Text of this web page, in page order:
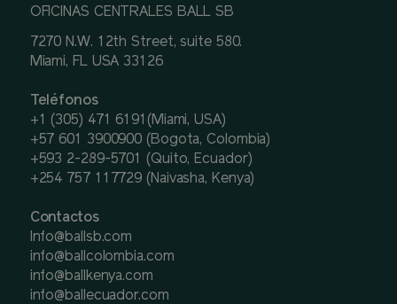
OFICINAS CENTRALES BALL SB
7270 N.W. 12th Street, suite 580.
Miami, FL USA 33126
Teléfonos
+1 (305) 471 6191(Miami, USA)
+57 601 3900900 (Bogota, Colombia)
+593 2-289-5701 (Quito, Ecuador)
+254 757 117729 (Naivasha, Kenya)
Contactos
Info@ballsb.com
info@ballcolombia.com
info@ballkenya.com
info@ballecuador.com